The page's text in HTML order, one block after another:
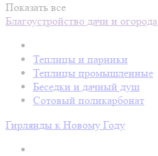
Показать все
Благоустройство дачи и огорода
Теплицы и парники
Теплицы промышленные
Беседки и дачный душ
Сотовый поликарбонат
Гирлянды к Новому Году